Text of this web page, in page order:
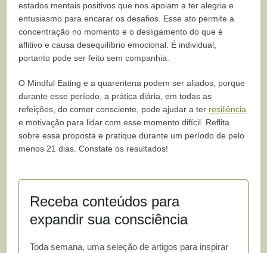
estados mentais positivos que nos apoiam a ter alegria e
entusiasmo para encarar os desafios. Esse ato permite a
concentração no momento e o desligamento do que é
aflitivo e causa desequilíbrio emocional. É individual,
portanto pode ser feito sem companhia.
O Mindful Eating e a quarentena podem ser aliados, porque
durante esse período, a prática diária, em todas as
refeições, do comer consciente, pode ajudar a ter resiliência
e motivação para lidar com esse momento difícil. Reflita
sobre essa proposta e pratique durante um período de pelo
menos 21 dias. Constate os resultados!
Receba conteúdos para
expandir sua consciência
Toda semana, uma seleção de artigos para inspirar